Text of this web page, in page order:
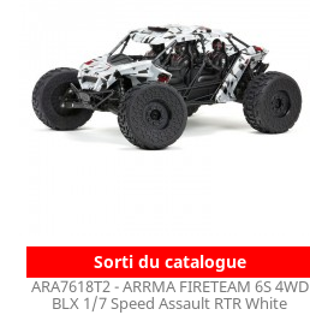
Sorti du catalogue
ARA7618T2 - ARRMA FIRETEAM 6S 4WD
BLX 1/7 Speed Assault RTR White